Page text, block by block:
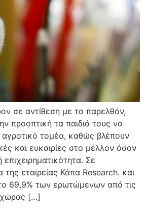
σε αντίθεση με το παρελθόν,
προοπτική τα παιδιά τους να
τομέα, καθώς βλέπουν
και ευκαιρίες στο μέλλον όσον
Σε
της εταιρείας Κάπα Research. και
69,9% των ερωτώμενων από τις
χώρας […]